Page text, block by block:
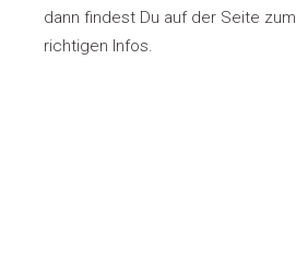
dann findest Du auf der Seite zum
richtigen Infos.